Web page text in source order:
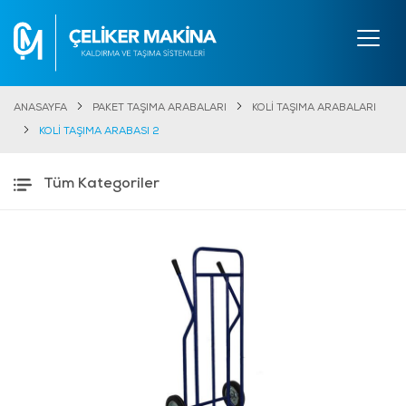
ANASAYFA PAKET TAŞIMA ARABALARI KOLİ TAŞIMA ARABALARI
KOLİ TAŞIMA ARABASI 2
Tüm Kategoriler